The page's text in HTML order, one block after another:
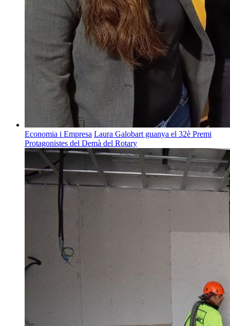
Economia i Empresa Laura Galobart guanya el 32è Premi
Protagonistes del Demà del Rotary